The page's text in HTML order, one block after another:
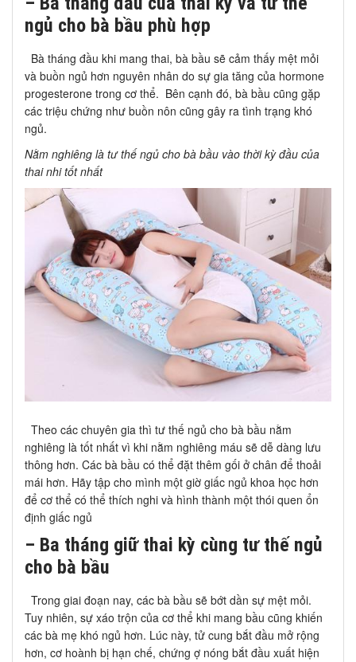
ngủ cho bà bầu phù hợp
Bà tháng đầu khi mang thai, bà bầu sẽ cảm thấy mệt mỏi
và buồn ngủ hơn nguyên nhân do sự gia tăng của hormone
progesterone trong cơ thể. Bên cạnh đó, bà bầu cũng gặp
các triệu chứng như buồn nôn cũng gây ra tình trạng khó
ngủ.
Nằm nghiêng là tư thế ngủ cho bà bầu vào thời kỳ đầu của
thai nhi tốt nhất
Theo các chuyên gia thì tư thế ngủ cho bà bầu nằm
nghiêng là tốt nhất vì khi nằm nghiêng máu sẽ dễ dàng lưu
thông hơn. Các bà bầu có thể đặt thêm gối ở chân để thoải
mái hơn. Hãy tập cho mình một giờ giấc ngủ khoa học hơn
để cơ thể có thể thích nghi và hình thành một thói quen ổn
định giấc ngủ
– Ba tháng giữ thai kỳ cùng tư thế ngủ
cho bà bầu
Trong giai đoạn nay, các bà bầu sẽ bớt dần sự mệt mỏi.
Tuy nhiên, sự xáo trộn của cơ thể khi mang bầu cũng khiến
các bà mẹ khó ngủ hơn. Lúc này, tử cung bắt đầu mở rộng
hơn, cơ hoành bị hạn chế, chứng ợ nóng bắt đầu xuất hiện